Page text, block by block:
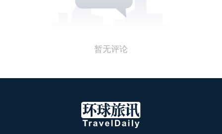
暂无评论